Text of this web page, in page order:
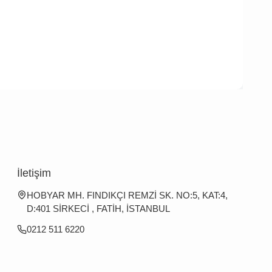
İletişim
HOBYAR MH. FINDIKÇI REMZİ SK. NO:5, KAT:4,
D:401 SİRKECİ , FATİH, İSTANBUL
0212 511 6220